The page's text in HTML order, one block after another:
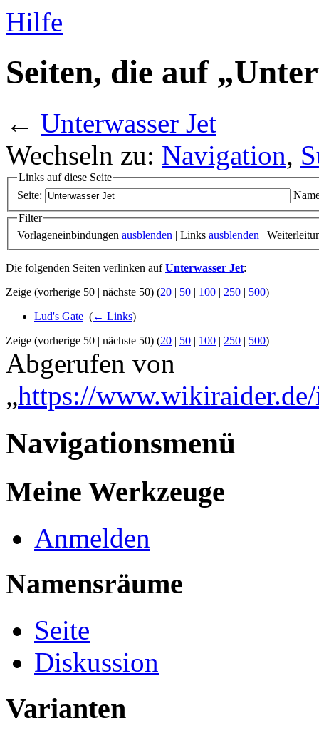
Hilfe
Seiten, die auf
← Unterwasser Jet
Wechseln zu: Navigation,
Links auf diese Seite
Seite:
Filter
Vorlageneinbindungen ausblenden | Links ausblenden |
Die folgenden Seiten verlinken aufUnterwasser Jet:
Zeige (vorherige 50 | nächste 50) (20 | 50 | 100 | 250 | 500)
Lud's Gate (← Links)
Zeige (vorherige 50 | nächste 50) (20 | 50 | 100 | 250 | 500)
Abgerufen von
„https://
Navigationsmenü
Meine Werkzeuge
Anmelden
Namensräume
Seite
Diskussion
Varianten